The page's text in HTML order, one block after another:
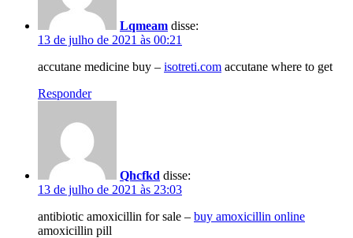
Lqmeam disse:
13 de julho de 2021 às 00:21
accutane medicine buy – isotreti.com accutane where to get
Responder
Qhcfkd disse:
13 de julho de 2021 às 23:03
antibiotic amoxicillin for sale – buy amoxicillin online
amoxicillin pill